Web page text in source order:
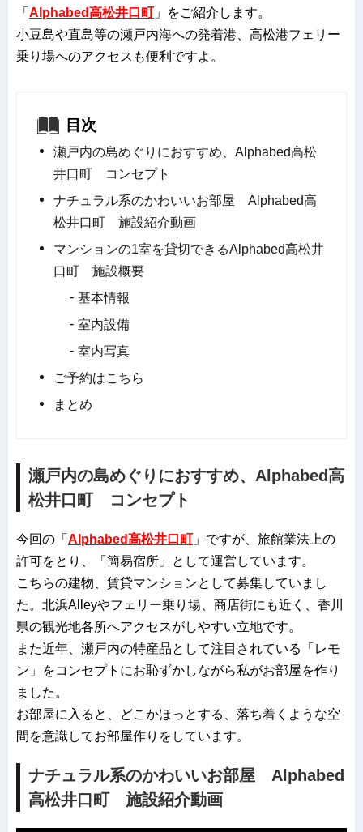
「 Alphabed高松井口町」をご紹介します。
小豆島や直島等の瀬戸内海への発着港、高松港フェリー
乗り場へのアクセスも便利ですよ。
目次
瀬戸内の島めぐりにおすすめ、Alphabed高松
井口町 コンセプト
ナチュラル系のかわいいお部屋 Alphabed高
松井口町 施設紹介動画
マンションの1室を貸切できるAlphabed高松井
口町 施設概要
基本情報
室内設備
室内写真
ご予約はこちら
まとめ
瀬戸内の島めぐりにおすすめ、Alphabed高
松井口町 コンセプト
今回の「 Alphabed高松井口町」ですが、旅館業法上の
許可をとり、「簡易宿所」として運営しています。
こちらの建物、賃貸マンションとして募集していまし
た。北浜Alleyやフェリー乗り場、商店街にも近く、香川
県の観光地各所へアクセスがしやすい立地です。
また近年、瀬戸内の特産品として注目されている「レモ
ン」をコンセプトにお恥ずかしながら私がお部屋を作り
ました。
お部屋に入ると、どこかほっとする、落ち着くような空
間を意識してお部屋作りをしています。
ナチュラル系のかわいいお部屋 Alphabed
高松井口町 施設紹介動画